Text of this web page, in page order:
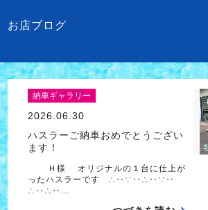
お店ブログ
納車ギャラリー
2026.06.30
ハスラーご納車おめでとうござい
ます！
Ｈ様 オリジナルの１台に仕上が
ったハスラーです ∴‥∵‥∴‥∵‥
∴‥∴‥…